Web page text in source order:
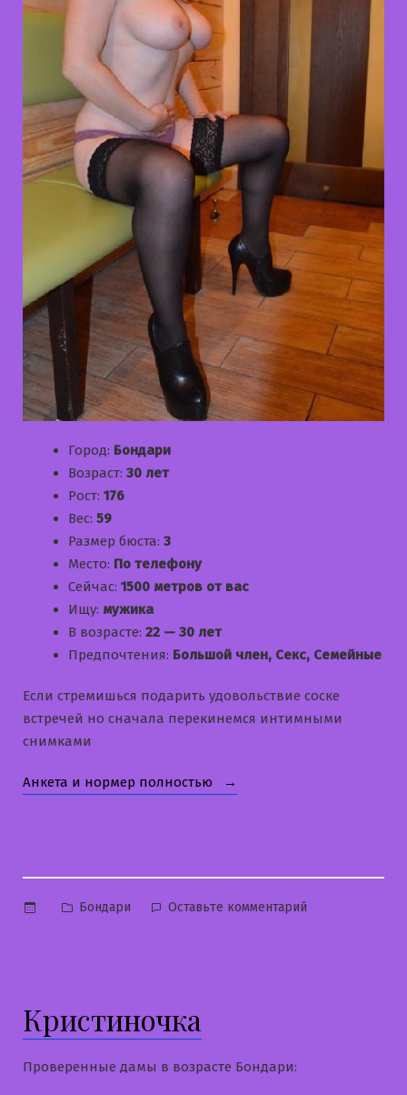
Город: Бондари
Возраст: 30 лет
Рост: 176
Вес: 59
Размер бюста: 3
Место: По телефону
Сейчас: 1500 метров от вас
Ищу: мужика
В возрасте: 22 — 30 лет
Предпочтения: Большой член, Секс, Семейные
Если стремишься подарить удовольствие соске
встречей но сначала перекинемся интимными
снимками
Анкета и нормер полностью «Марина»
Опубликовано
Бондари Оставьте комментарий
Кристиночка
Проверенные дамы в возрасте Бондари: